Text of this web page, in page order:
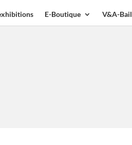
E-Boutique V&A-Bail